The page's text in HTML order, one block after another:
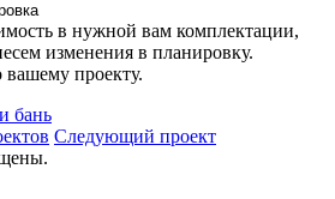
в нужной вам комплектации,
изменения в планировку.
проекту.
бань
Следующий проект